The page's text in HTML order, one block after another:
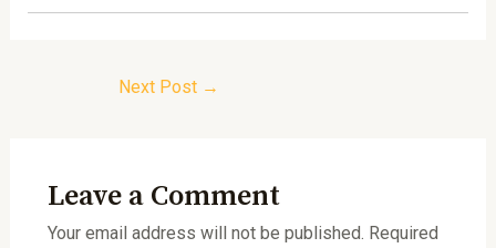
Next Post →
Leave a Comment
Your email address will not be published. Required